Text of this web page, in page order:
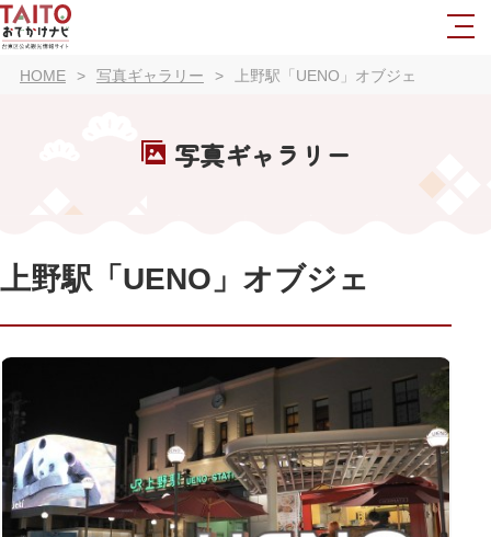
HOME 写真ギャラリー 上野駅「UENO」オブジェ
写真ギャラリー
上野駅「UENO」オブジェ